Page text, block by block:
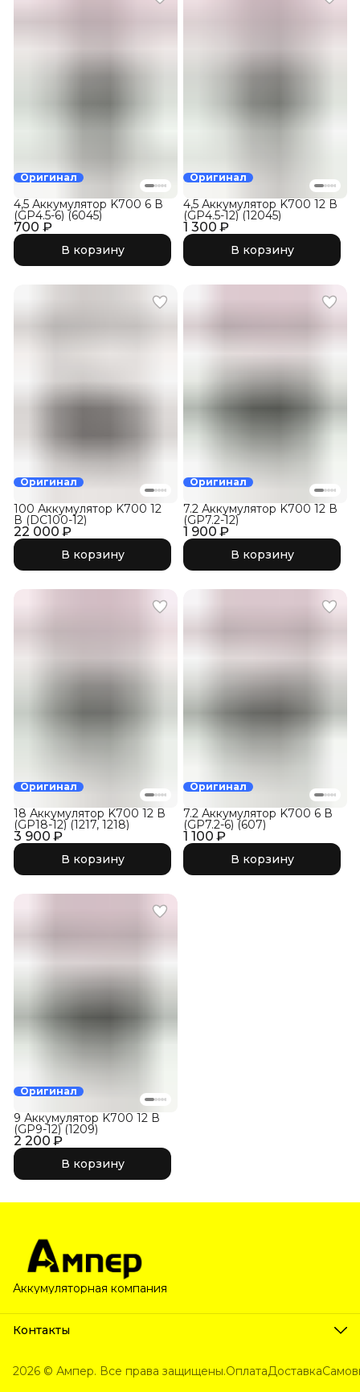
Оригинал
700 ₽
4,5 Аккумулятор K700 6 В
(GP4.5-6) (6045)
В корзину
Оригинал
1 300 ₽
4,5 Аккумулятор K700 12 В
(GP4.5-12) (12045)
В корзину
Оригинал
22 000 ₽
100 Аккумулятор K700 12
В (DC100-12)
В корзину
Оригинал
1 900 ₽
7.2 Аккумулятор K700 12 В
(GP7.2-12)
В корзину
Оригинал
3 900 ₽
18 Аккумулятор K700 12 В
(GP18-12) (1217, 1218)
В корзину
Оригинал
1 100 ₽
7.2 Аккумулятор K700 6 В
(GP7.2-6) (607)
В корзину
Оригинал
2 200 ₽
9 Аккумулятор K700 12 В
(GP9-12) (1209)
В корзину
Аккумуляторная компания
Контакты
Эл. почта
unityspring@ya.ru
2026 © Ампер. Все права защищены.ОплатаДоставка